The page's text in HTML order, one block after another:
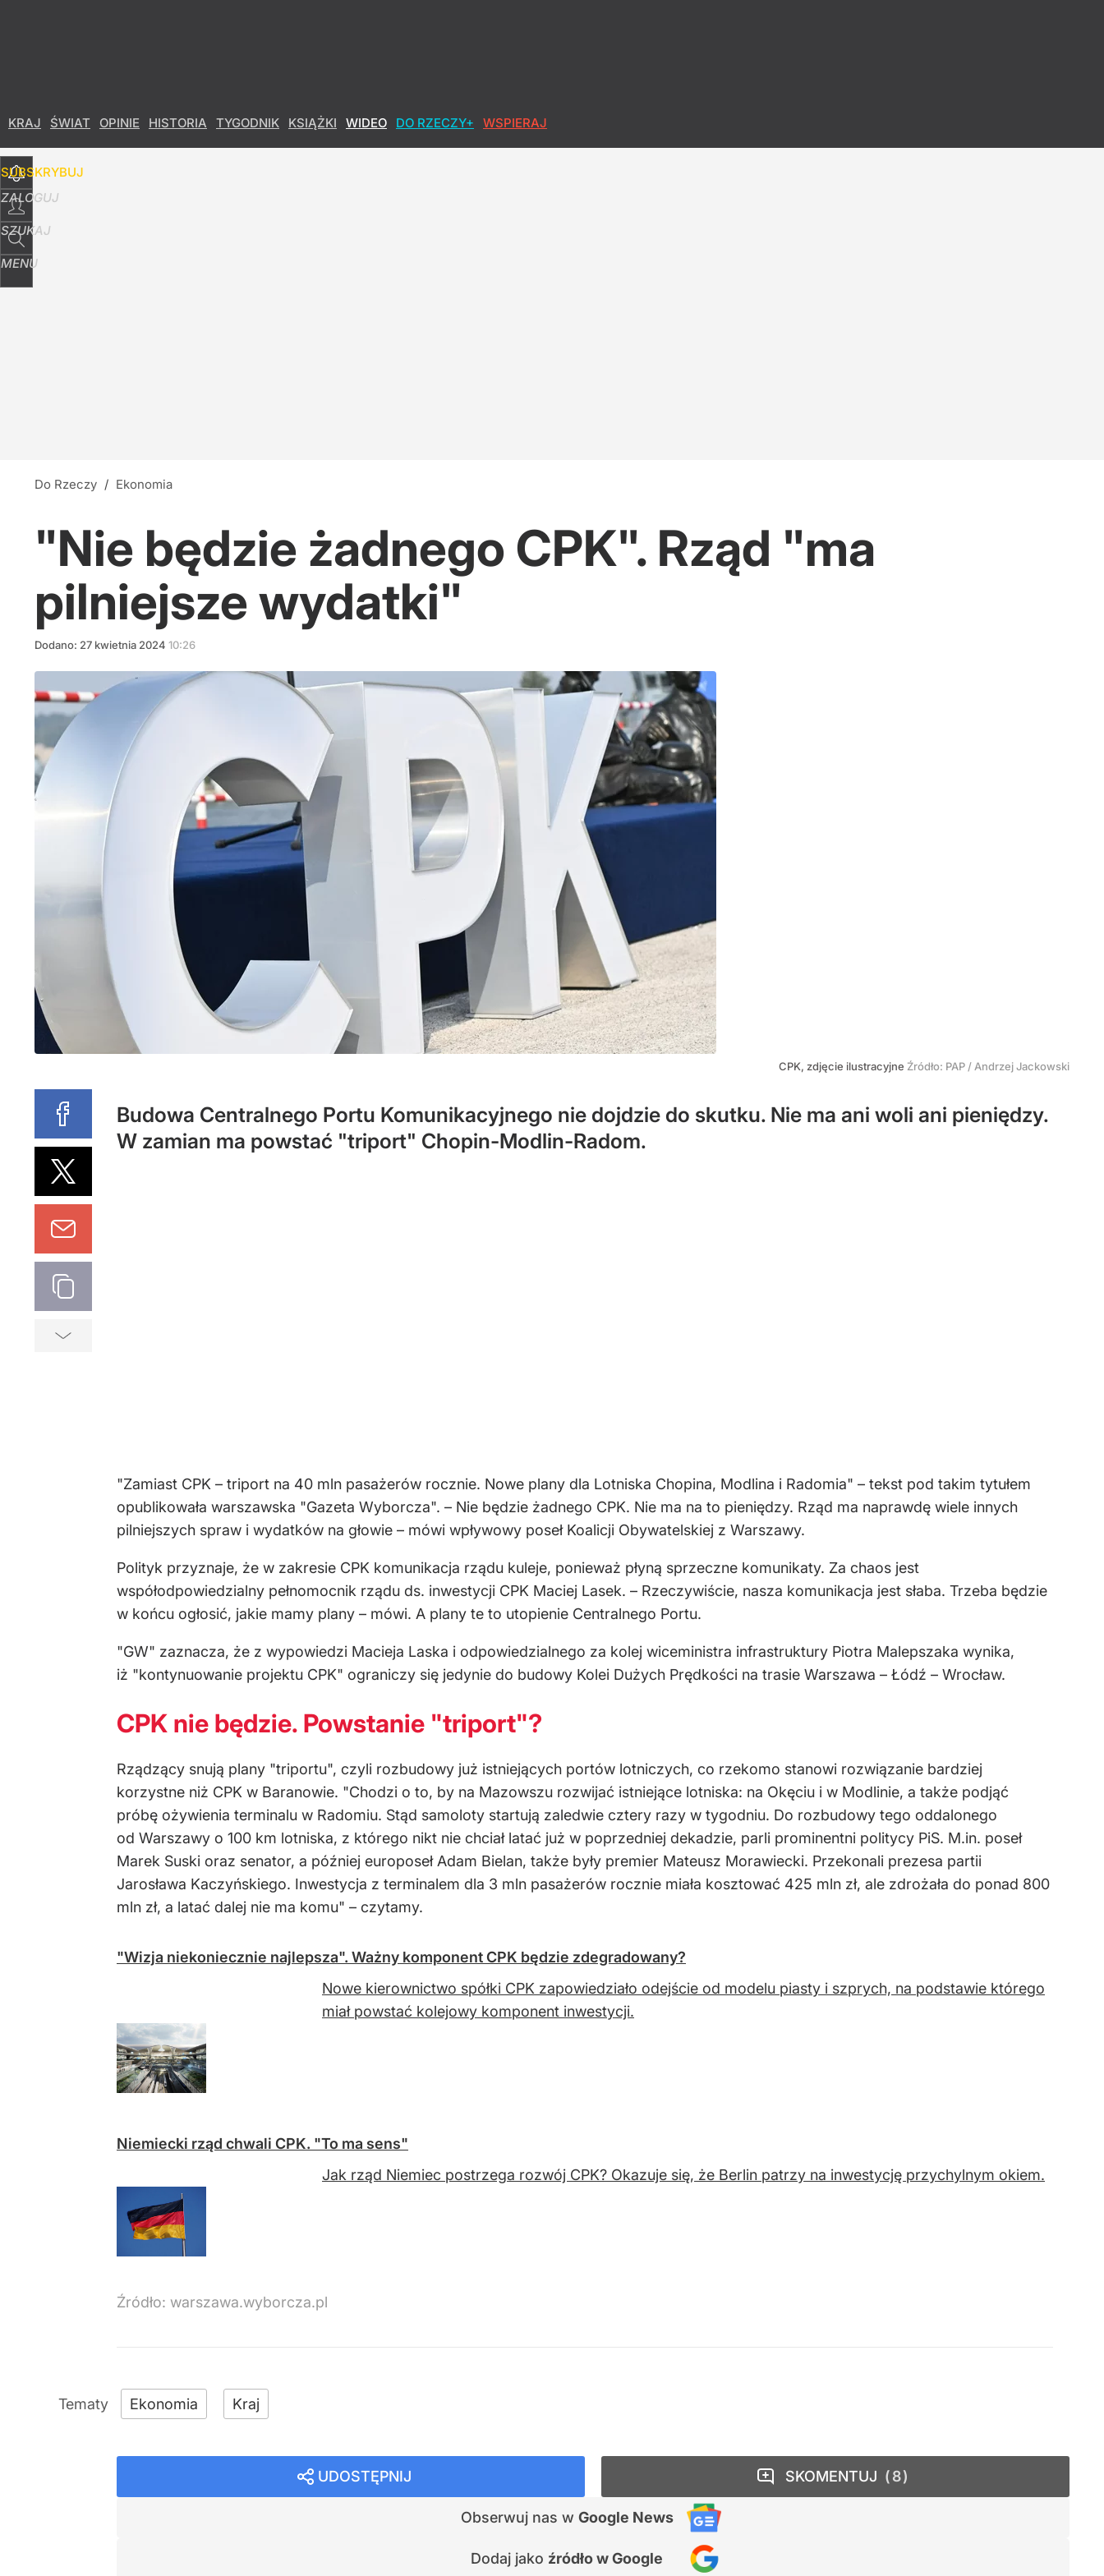
KRAJ ŚWIAT OPINIE HISTORIA TYGODNIK KSIĄŻKI WIDEO DO RZECZY+ WSPIERAJ
SUBSKRYBUJ
ZALOGUJ
SZUKAJ
MENU
Do Rzeczy / Ekonomia
"Nie będzie żadnego CPK". Rząd "ma
pilniejsze wydatki"
Dodano: 27 kwietnia 2024 10:26
CPK, zdjęcie ilustracyjne Źródło: PAP / Andrzej Jackowski
Budowa Centralnego Portu Komunikacyjnego nie dojdzie do skutku. Nie ma ani woli ani pieniędzy.
W zamian ma powstać "triport" Chopin-Modlin-Radom.
"Zamiast CPK – triport na 40 mln pasażerów rocznie. Nowe plany dla Lotniska Chopina, Modlina i Radomia" – tekst pod takim tytułem
opublikowała warszawska "Gazeta Wyborcza". – Nie będzie żadnego CPK. Nie ma na to pieniędzy. Rząd ma naprawdę wiele innych
pilniejszych spraw i wydatków na głowie – mówi wpływowy poseł Koalicji Obywatelskiej z Warszawy.
Polityk przyznaje, że w zakresie CPK komunikacja rządu kuleje, ponieważ płyną sprzeczne komunikaty. Za chaos jest
współodpowiedzialny pełnomocnik rządu ds. inwestycji CPK Maciej Lasek. – Rzeczywiście, nasza komunikacja jest słaba. Trzeba będzie
w końcu ogłosić, jakie mamy plany – mówi. A plany te to utopienie Centralnego Portu.
"GW" zaznacza, że z wypowiedzi Macieja Laska i odpowiedzialnego za kolej wiceministra infrastruktury Piotra Malepszaka wynika,
iż "kontynuowanie projektu CPK" ograniczy się jedynie do budowy Kolei Dużych Prędkości na trasie Warszawa – Łódź – Wrocław.
CPK nie będzie. Powstanie "triport"?
Rządzący snują plany "triportu", czyli rozbudowy już istniejących portów lotniczych, co rzekomo stanowi rozwiązanie bardziej
korzystne niż CPK w Baranowie. "Chodzi o to, by na Mazowszu rozwijać istniejące lotniska: na Okęciu i w Modlinie, a także podjąć
próbę ożywienia terminalu w Radomiu. Stąd samoloty startują zaledwie cztery razy w tygodniu. Do rozbudowy tego oddalonego
od Warszawy o 100 km lotniska, z którego nikt nie chciał latać już w poprzedniej dekadzie, parli prominentni politycy PiS. M.in. poseł
Marek Suski oraz senator, a później europoseł Adam Bielan, także były premier Mateusz Morawiecki. Przekonali prezesa partii
Jarosława Kaczyńskiego. Inwestycja z terminalem dla 3 mln pasażerów rocznie miała kosztować 425 mln zł, ale zdrożała do ponad 800
mln zł, a latać dalej nie ma komu" – czytamy.
"Wizja niekoniecznie najlepsza". Ważny komponent CPK będzie zdegradowany?
Nowe kierownictwo spółki CPK zapowiedziało odejście od modelu piasty i szprych, na podstawie którego
miał powstać kolejowy komponent inwestycji.
Niemiecki rząd chwali CPK. "To ma sens"
Jak rząd Niemiec postrzega rozwój CPK? Okazuje się, że Berlin patrzy na inwestycję przychylnym okiem.
Źródło: warszawa.wyborcza.pl
Ekonomia Kraj
UDOSTĘPNIJ
Obserwuj nas w Google News
Dodaj jako źródło w Google
SKOMENTUJ 8